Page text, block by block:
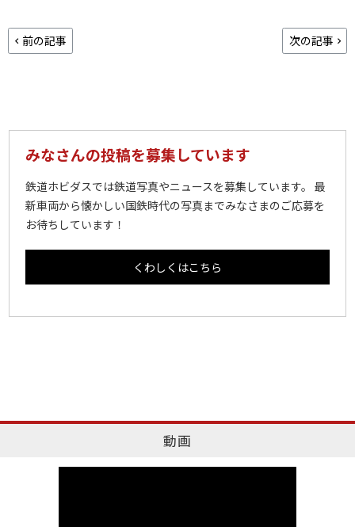
前の記事 次の記事
みなさんの投稿を募集しています
鉄道ホビダスでは鉄道写真やニュースを募集しています。 最
新車両から懐かしい国鉄時代の写真までみなさまのご応募を
お待ちしています！
くわしくはこちら
動画